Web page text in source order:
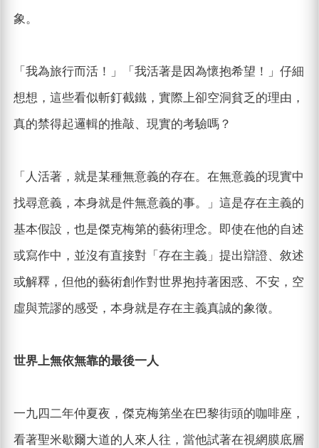
象。
「我為旅行而活！」「我活著是因為懷抱希望！」仔細
想想，這些看似斬釘截鐵，實際上卻空洞貧乏的理由，
真的禁得起邏輯的推敲、現實的考驗嗎？
「人活著，就是某種無意義的存在。在無意義的現實中
找尋意義，本身就是件無意義的事。」這是存在主義的
基本假設，也是傑克梅第的藝術理念。即使在他的自述
或寫作中，並沒有直接對「存在主義」提出辯證、敘述
或解釋，但他的藝術創作對世界抱持著困惑、不安，空
虛與荒謬的感受，本身就是存在主義真誠的象徵。
世界上無依無靠的最後一人
一九四二年仲夏夜，傑克梅第坐在巴黎街頭的咖啡座，
看著聖米歇爾大道的人來人往，當他試著在視網膜底層